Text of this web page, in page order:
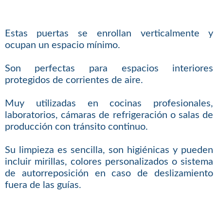
Estas puertas se enrollan verticalmente y
ocupan un espacio mínimo.
Son perfectas para espacios interiores
protegidos de corrientes de aire.
Muy utilizadas en cocinas profesionales,
laboratorios, cámaras de refrigeración o salas de
producción con tránsito continuo.
Su limpieza es sencilla, son higiénicas y pueden
incluir mirillas, colores personalizados o sistema
de autorreposición en caso de deslizamiento
fuera de las guías.